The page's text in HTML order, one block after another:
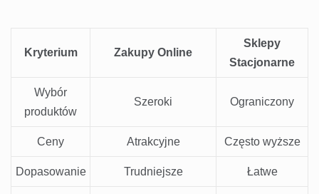
Kryterium Zakupy Online
Sklepy
Stacjonarne
Wybór
produktów
Szeroki Ograniczony
Ceny Atrakcyjne Często wyższe
Dopasowanie Trudniejsze Łatwe